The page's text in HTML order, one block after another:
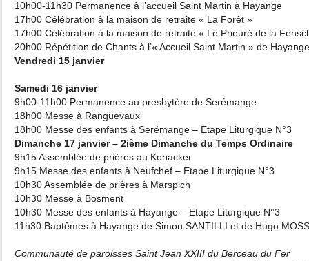
10h00-11h30 Permanence à l’accueil Saint Martin à Hayange
17h00 Célébration à la maison de retraite « La Forêt »
17h00 Célébration à la maison de retraite « Le Prieuré de la
20h00 Répétition de Chants à l’« Accueil Saint Martin » de Hayange
Vendredi 15 janvier
Samedi 16 janvier
9h00-11h00 Permanence au presbytère de Serémange
18h00 Messe à Ranguevaux
18h00 Messe des enfants à Serémange – Etape Liturgique N°3
Dimanche 17 janvier – 2ième Dimanche du Temps Ordinaire
9h15 Assemblée de prières au Konacker
9h15 Messe des enfants à Neufchef – Etape Liturgique N°3
10h30 Assemblée de prières à Marspich
10h30 Messe à Bosment
10h30 Messe des enfants à Hayange – Etape Liturgique N°3
11h30 Baptêmes à Hayange de Simon SANTILLI et de Hugo
Communauté de paroisses Saint Jean XXIII du Berceau du Fer